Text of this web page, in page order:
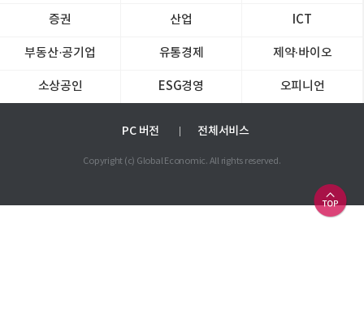
증권 산업 ICT
부동산·공기업 유통경제 제약∙바이오
소상공인 ESG경영 오피니언
PC 버전 전체서비스
Copyright (c) Global Economic. All rights reserved.